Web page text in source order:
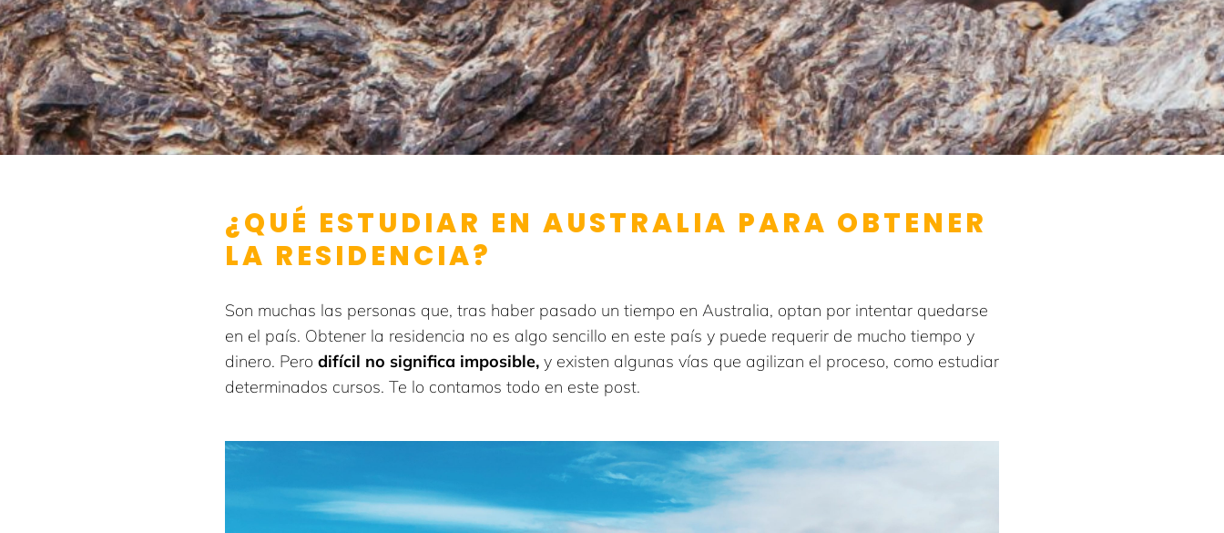
¿QUÉ ESTUDIAR EN AUSTRALIA PARA OBTENER
LA RESIDENCIA?
Son muchas las personas que, tras haber pasado un tiempo en Australia, optan por intentar quedarse
en el país. Obtener la residencia no es algo sencillo en este país y puede requerir de mucho tiempo y
dinero. Pero difícil no significa imposible, y existen algunas vías que agilizan el proceso, como estudiar
determinados cursos. Te lo contamos todo en este post.